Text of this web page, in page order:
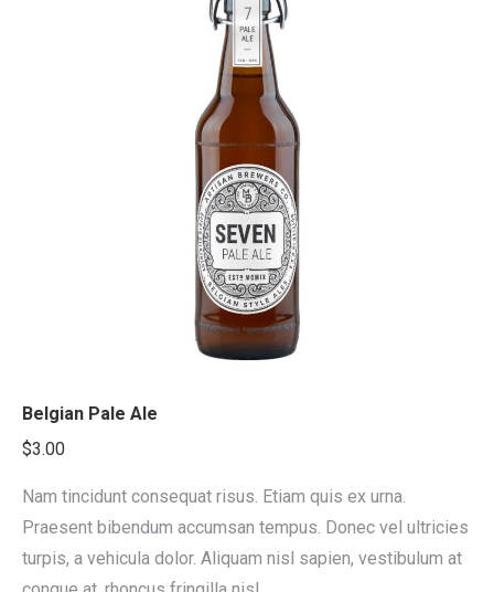
Belgian Pale Ale
$3.00
Nam tincidunt consequat risus. Etiam quis ex urna.
Praesent bibendum accumsan tempus. Donec vel ultricies
turpis, a vehicula dolor. Aliquam nisl sapien, vestibulum at